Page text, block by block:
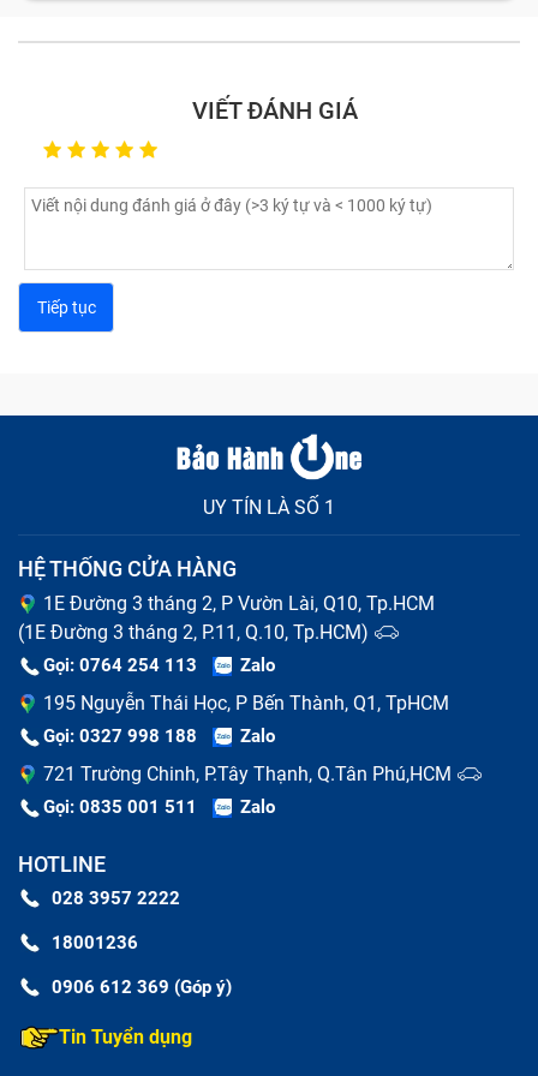
tiến hành vệ sinh và sửa chữa phần cứng. Trong
trường hợp bẹ cáp bị gãy, chúng tôi sẽ thay thế cáp
Một trường hợp nữa là màn hình xuất hiện các
thể thực hiện bất kỳ chức năng nào trên giao diện,
bạn cần phải thay màn hình máy tính bảng.
Nếu màn hình bị tê liệt do bị nhúng nước hoặc hoặc
ảnh hưởng các linh kiện khác.
Với những lỗi thường gặp này, hãy mang tới cơ sở
sửa chữa kỹ thuật viên sẽ giúp bạn khắc phục một
cách nhanh chóng nhất với quy trình thực hiện tiêu
chuẩn và những cam kết rõ ràng.
Nguyên nhân thay màn hình tablet bị
VIẾT ĐÁNH GIÁ
UY TÍN LÀ SỐ 1
HỆ THỐNG CỬA HÀNG
1E Đường 3 tháng 2, P Vườn Lài, Q10, Tp.HCM
(1E Đường 3 tháng 2, P.11, Q.10, Tp.HCM)
Gọi: 0764 254 113 Zalo
195 Nguyễn Thái Học, P Bến Thành, Q1, TpHCM
Gọi: 0327 998 188 Zalo
721 Trường Chinh, P.Tây Thạnh, Q.Tân Phú,HCM
Gọi: 0835 001 511 Zalo
HOTLINE
028 3957 2222
18001236
0906 612 369 (Góp ý)
Tin Tuyển dụng